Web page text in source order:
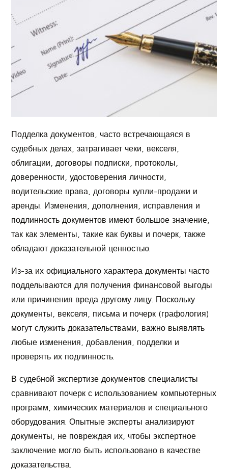
Подделка документов, часто встречающаяся в
судебных делах, затрагивает чеки, векселя,
облигации, договоры подписки, протоколы,
доверенности, удостоверения личности,
водительские права, договоры купли-продажи и
аренды. Изменения, дополнения, исправления и
подлинность документов имеют большое значение,
так как элементы, такие как буквы и почерк, также
обладают доказательной ценностью.
Из-за их официального характера документы часто
подделываются для получения финансовой выгоды
или причинения вреда другому лицу. Поскольку
документы, векселя, письма и почерк (графология)
могут служить доказательствами, важно выявлять
любые изменения, добавления, подделки и
проверять их подлинность.
В судебной экспертизе документов специалисты
сравнивают почерк с использованием компьютерных
программ, химических материалов и специального
оборудования. Опытные эксперты анализируют
документы, не повреждая их, чтобы экспертное
заключение могло быть использовано в качестве
доказательства.